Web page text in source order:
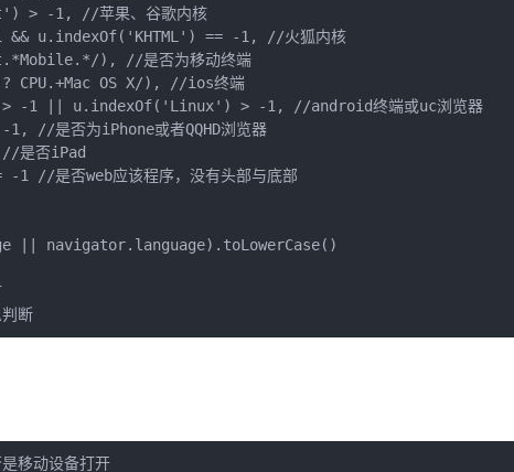
> -1, //苹果、谷歌内核
u.indexOf('KHTML') == -1, //火狐内核
), //是否为移动终端
CPU.+Mac OS X/), //ios终端
-1 || u.indexOf('Linux') > -1, //android终端或uc浏览器
//是否为iPhone或者QQHD浏览器
是否iPad
//是否web应该程序，没有头部与底部
|| navigator.language).toLowerCase()
断
动设备打开